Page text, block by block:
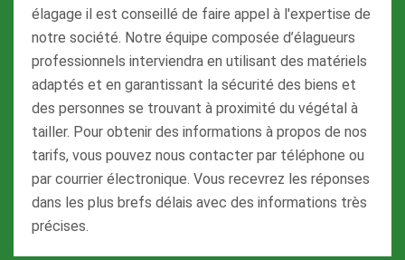
élagage il est conseillé de faire appel à l'expertise de
notre société. Notre équipe composée d’élagueurs
professionnels interviendra en utilisant des matériels
adaptés et en garantissant la sécurité des biens et
des personnes se trouvant à proximité du végétal à
tailler. Pour obtenir des informations à propos de nos
tarifs, vous pouvez nous contacter par téléphone ou
par courrier électronique. Vous recevrez les réponses
dans les plus brefs délais avec des informations très
précises.